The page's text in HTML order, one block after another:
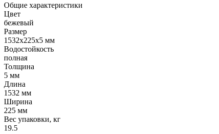
Общие характеристики
Цвет
бежевый
Размер
1532х225х5 мм
Водостойкость
полная
Толщина
5 мм
Длина
1532 мм
Ширина
225 мм
Вес упаковки, кг
19.5